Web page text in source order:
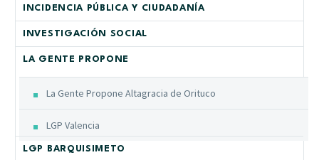
INCIDENCIA PÚBLICA Y CIUDADANÍA
INVESTIGACIÓN SOCIAL
LA GENTE PROPONE
La Gente Propone Altagracia de Orituco
LGP Valencia
LGP BARQUISIMETO